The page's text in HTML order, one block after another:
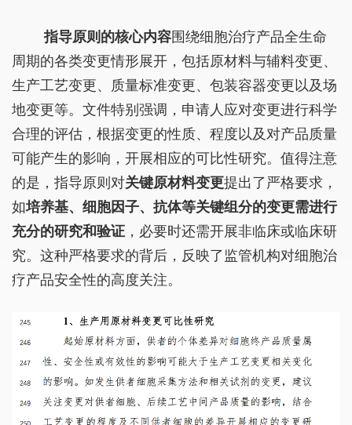
指导原则的核心内容围绕细胞治疗产品全生命
周期的各类变更情形展开，包括原材料与辅料变更、
生产工艺变更、质量标准变更、包装容器变更以及场
地变更等。文件特别强调，申请人应对变更进行科学
合理的评估，根据变更的性质、程度以及对产品质量
可能产生的影响，开展相应的可比性研究。值得注意
的是，指导原则对关键原材料变更提出了严格要求，
如培养基、细胞因子、抗体等关键组分的变更需进行
充分的研究和验证 ，必要时还需开展非临床或临床研
究。这种严格要求的背后，反映了监管机构对细胞治
疗产品安全性的高度关注。